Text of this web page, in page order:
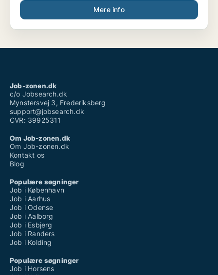
Mere info
Job-zonen.dk
c/o Jobsearch.dk
Mynstersvej 3, Frederiksberg
support@jobsearch.dk
CVR: 39925311
Om Job-zonen.dk
Om Job-zonen.dk
Kontakt os
Blog
Populære søgninger
Job i København
Job i Aarhus
Job i Odense
Job i Aalborg
Job i Esbjerg
Job i Randers
Job i Kolding
Populære søgninger
Job i Horsens